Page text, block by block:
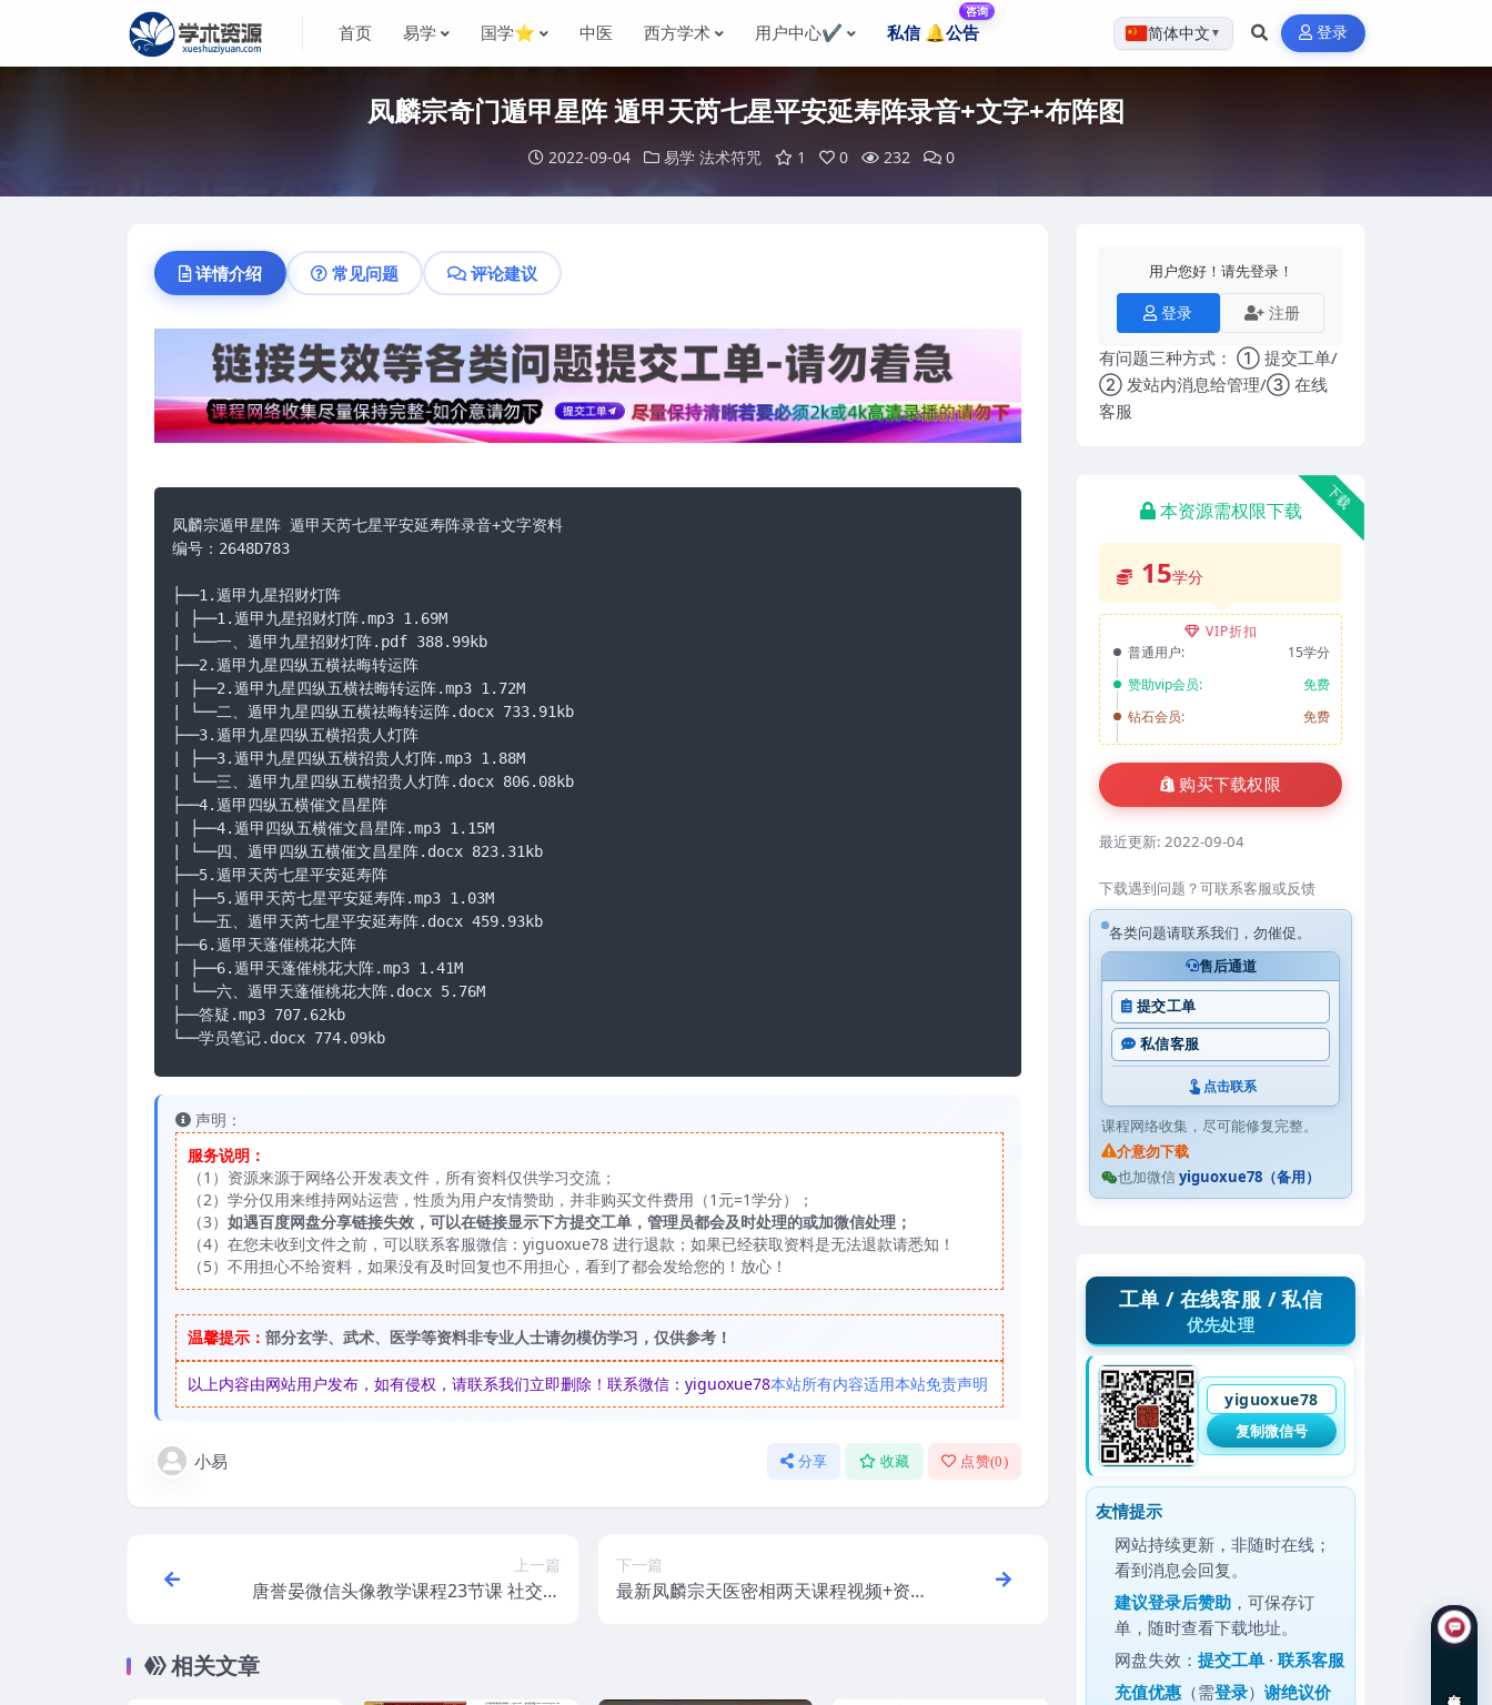
首页 易学 国学⭐ 中医 西方学术 用户中心✔️ 私信 🔔公告
咨询
简体中文 ▼ 登录
凤麟宗奇门遁甲星阵 遁甲天芮七星平安延寿阵录音+文字+布阵图
2022-09-04 易学 法术符咒 1 0 232 0
详情介绍 常见问题 评论建议
凤麟宗遁甲星阵 遁甲天芮七星平安延寿阵录音+文字资料
编号：2648D783
├──1.遁甲九星招财灯阵
| ├──1.遁甲九星招财灯阵.mp3 1.69M
| └──一、遁甲九星招财灯阵.pdf 388.99kb
├──2.遁甲九星四纵五横祛晦转运阵
| ├──2.遁甲九星四纵五横祛晦转运阵.mp3 1.72M
| └──二、遁甲九星四纵五横祛晦转运阵.docx 733.91kb
├──3.遁甲九星四纵五横招贵人灯阵
| ├──3.遁甲九星四纵五横招贵人灯阵.mp3 1.88M
| └──三、遁甲九星四纵五横招贵人灯阵.docx 806.08kb
├──4.遁甲四纵五横催文昌星阵
| ├──4.遁甲四纵五横催文昌星阵.mp3 1.15M
| └──四、遁甲四纵五横催文昌星阵.docx 823.31kb
├──5.遁甲天芮七星平安延寿阵
| ├──5.遁甲天芮七星平安延寿阵.mp3 1.03M
| └──五、遁甲天芮七星平安延寿阵.docx 459.93kb
├──6.遁甲天蓬催桃花大阵
| ├──6.遁甲天蓬催桃花大阵.mp3 1.41M
| └──六、遁甲天蓬催桃花大阵.docx 5.76M
├──答疑.mp3 707.62kb
└──学员笔记.docx 774.09kb
声明：
服务说明：
（1）资源来源于网络公开发表文件，所有资料仅供学习交流；
（2）学分仅用来维持网站运营，性质为用户友情赞助，并非购买文件费用（1元=1学分）；
（3） 如遇百度网盘分享链接失效，可以在链接显示下方提交工单，管理员都会及时处理的或加微信处理；
（4）在您未收到文件之前，可以联系客服微信：yiguoxue78 进行退款；如果已经获取资料是无法退款请悉知！
（5）不用担心不给资料，如果没有及时回复也不用担心，看到了都会发给您的！放心！
温馨提示： 部分玄学、武术、医学等资料非专业人士请勿模仿学习，仅供参考！
以上内容由网站用户发布，如有侵权，请联系我们立即删除！联系微信：yiguoxue78本站所有内容适用本站免责声明
小易 分享 收藏 点赞(0)
上一篇
唐誉晏微信头像教学课程23节课 社交头
下一篇
最新凤麟宗天医密相两天课程视频+资料
相关文章
用户您好！请先登录！
登录 注册
有问题三种方式： ① 提交工单/
② 发站内消息给管理/③ 在线
客服
下载
本资源需权限下载
15学分
VIP折扣
普通用户:
15学分
赞助vip会员:
免费
钻石会员:
免费
购买下载权限
最近更新: 2022-09-04
下载遇到问题？可联系客服或反馈
各类问题请联系我们，勿催促。
售后通道
提交工单
私信客服
点击联系
课程网络收集，尽可能修复完整。
介意勿下载
也加微信yiguoxue78（备用）
工单 / 在线客服 / 私信
优先处理
yiguoxue78
复制微信号
友情提示
网站持续更新，非随时在线；
看到消息会回复。
建议登录后赞助 ，可保存订
单，随时查看下载地址。
网盘失效：提交工单 ·联系客服
充值优惠 （需登录）谢绝议价